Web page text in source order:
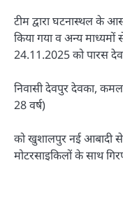
टीम द्वारा घटनास्थल
किया गया व अन्य
24.11.2025 को पारस
निवासी देवपुर देवका,
28 वर्ष)
को खुशालपुर नई आबादी से
मोटरसाइकिलों के साथ